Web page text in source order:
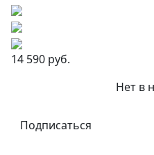
14 590 руб.
Нет в
Подписаться